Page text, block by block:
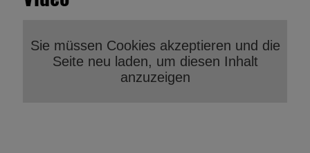
Sie müssen Cookies akzeptieren und die
Seite neu laden, um diesen Inhalt
anzuzeigen